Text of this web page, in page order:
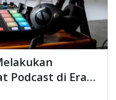
Podcast di Era